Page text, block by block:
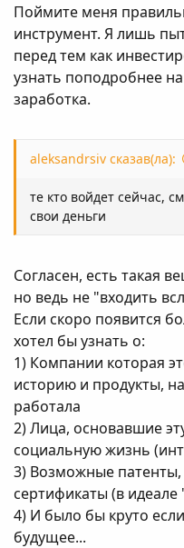
Поймите меня
инструмент. Я лишь
перед тем как
узнать поподробнее
заработка.
aleksandrsiv сказав(ла):
те кто войдет сейчас,
свои деньги
Согласен, есть такая
но ведь не "входить
Если скоро появится
хотел бы узнать о:
1) Компании которая
историю и продукты,
работала
2) Лица, основавшие
социальную жизнь
3) Возможные
сертификаты (в
4) И было бы круто
будущее...